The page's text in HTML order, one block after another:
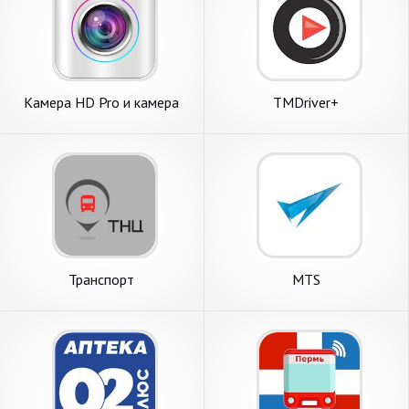
Камера HD Pro и камера
TMDriver+
Транспорт MTS